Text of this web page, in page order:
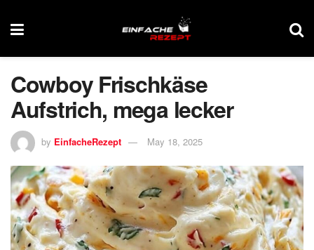
Cowboy Frischkäse
Aufstrich, mega lecker
by EinfacheRezept May 18, 2025